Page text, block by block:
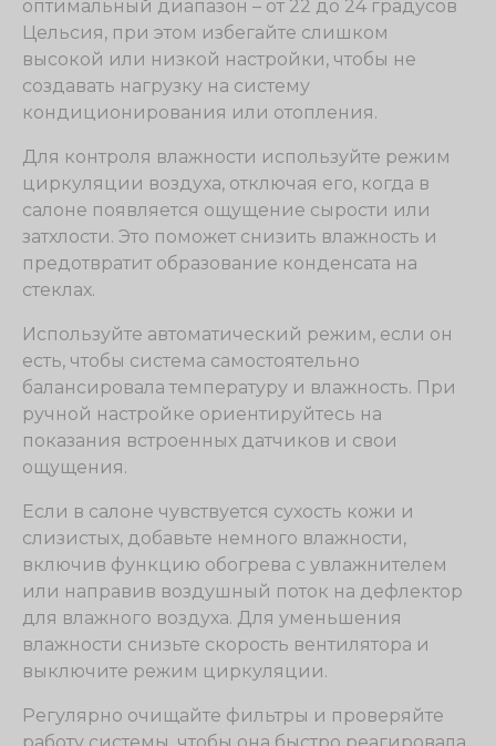
оптимальный диапазон – от 22 до 24 градусов
Цельсия, при этом избегайте слишком
высокой или низкой настройки, чтобы не
создавать нагрузку на систему
кондиционирования или отопления.
Для контроля влажности используйте режим
циркуляции воздуха, отключая его, когда в
салоне появляется ощущение сырости или
затхлости. Это поможет снизить влажность и
предотвратит образование конденсата на
стеклах.
Используйте автоматический режим, если он
есть, чтобы система самостоятельно
балансировала температуру и влажность. При
ручной настройке ориентируйтесь на
показания встроенных датчиков и свои
ощущения.
Если в салоне чувствуется сухость кожи и
слизистых, добавьте немного влажности,
включив функцию обогрева с увлажнителем
или направив воздушный поток на дефлектор
для влажного воздуха. Для уменьшения
влажности снизьте скорость вентилятора и
выключите режим циркуляции.
Регулярно очищайте фильтры и проверяйте